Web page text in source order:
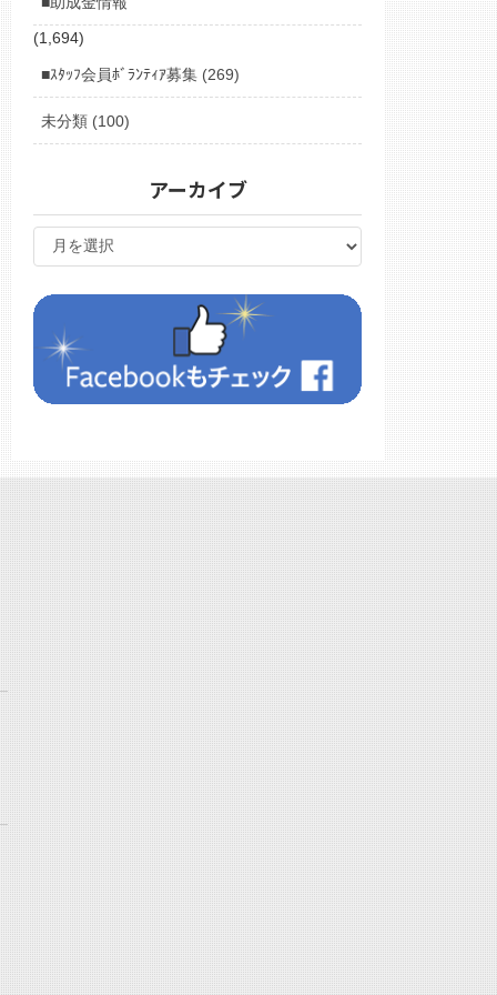
(1,694)
■ｽﾀｯﾌ会員ﾎﾞﾗﾝﾃｨｱ募集 (269)
未分類 (100)
アーカイブ